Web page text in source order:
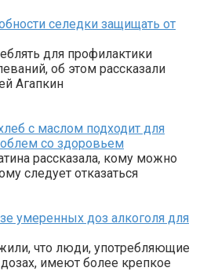
селедки защищать от
для профилактики
об этом рассказали
Агапкин
с маслом подходит для
со здоровьем
рассказала, кому можно
следует отказаться
умеренных доз алкоголя для
что люди, употребляющие
имеют более крепкое